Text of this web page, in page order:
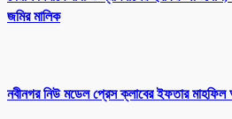
জমির মালিক
নবীনগর নিউ মডেল প্রেস ক্লাবের ইফতার মাহফিল